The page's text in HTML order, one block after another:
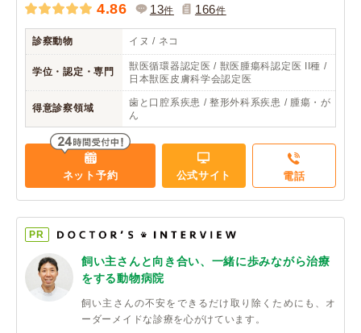
4.86 13件 166件
診察動物 イヌ / ネコ
学位・認定・専門
獣医循環器認定医 / 獣医腫瘍科認定医 II種 /
日本獣医皮膚科学会認定医
得意診察領域
歯と口腔系疾患 / 整形外科系疾患 / 腫瘍・が
ん
ネット予約 公式サイト 電話
PR
飼い主さんと向き合い、一緒に歩みながら治療
をする動物病院
飼い主さんの不安をできるだけ取り除くためにも、オ
ーダーメイドな診療を心がけています。